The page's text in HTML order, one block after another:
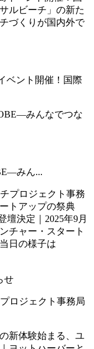
ベント開催！国際
みん...
せ
ロジェクト事務局